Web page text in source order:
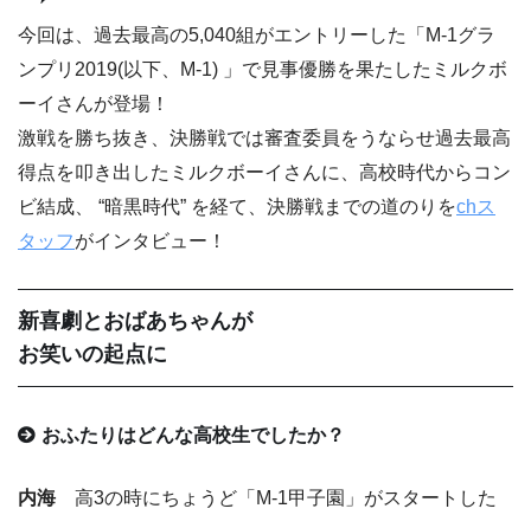
今回は、過去最高の5,040組がエントリーした「M-1グラ
ンプリ2019(以下、M-1) 」で見事優勝を果たしたミルクボ
ーイさんが登場！
激戦を勝ち抜き、決勝戦では審査委員をうならせ過去最高
得点を叩き出したミルクボーイさんに、高校時代からコン
ビ結成、 “暗黒時代” を経て、決勝戦までの道のりをchス
タッフがインタビュー！
新喜劇とおばあちゃんが
お笑いの起点に
おふたりはどんな高校生でしたか？
内海 高3の時にちょうど「M-1甲子園」がスタートした